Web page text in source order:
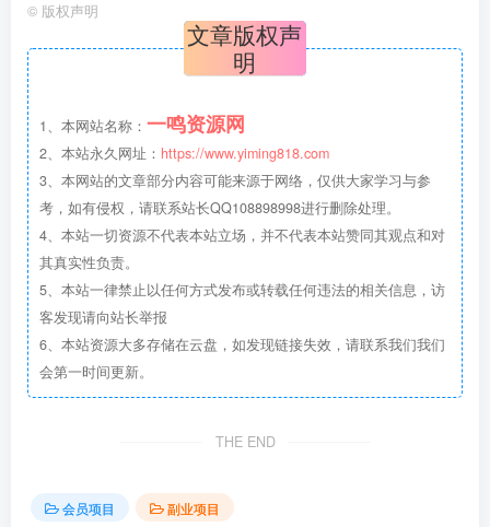
© 版权声明
文章版权声
明
1、本网站名称： 一鸣资源网
2、本站永久网址： https://www.yiming818.com
3、本网站的文章部分内容可能来源于网络，仅供大家学习与参
考，如有侵权，请联系站长QQ108898998进行删除处理。
4、本站一切资源不代表本站立场，并不代表本站赞同其观点和对
其真实性负责。
5、本站一律禁止以任何方式发布或转载任何违法的相关信息，访
客发现请向站长举报
6、本站资源大多存储在云盘，如发现链接失效，请联系我们我们
会第一时间更新。
THE END
会员项目
副业项目